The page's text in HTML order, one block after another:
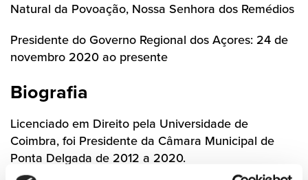
Natural da Povoação, Nossa Senhora dos Remédios
Presidente do Governo Regional dos Açores: 24 de
novembro 2020 ao presente
Biografia
Licenciado em Direito pela Universidade de
Coimbra, foi Presidente da Câmara Municipal de
Ponta Delgada de 2012 a 2020.